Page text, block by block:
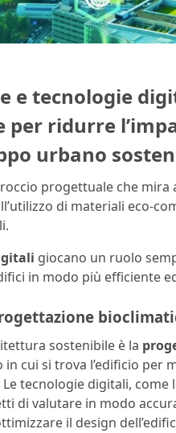
e tecnologie
per ridurre
urbano
progettuale che
di materiali eco-
giocano un ruolo
in modo più efficiente
sostenibile è la
cui si trova l’edificio per
tecnologie digitali, come
di valutare in modo
il design